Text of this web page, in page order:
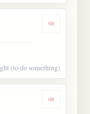
Dengarkan
(to do something)
Dengarkan